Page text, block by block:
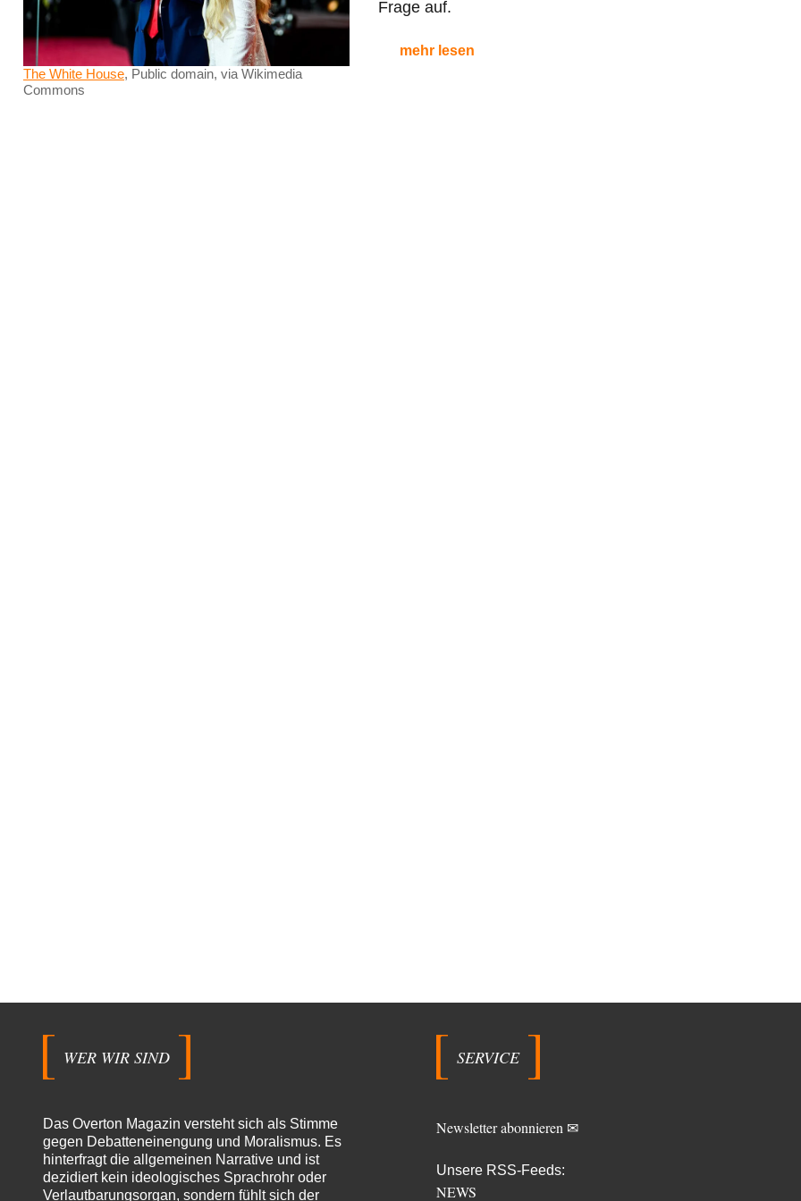
The White House, Public domain, via Wikimedia
Commons
Frage auf.
mehr lesen
WER WIR SIND
Das Overton Magazin versteht sich als Stimme
gegen Debatteneinengung und Moralismus. Es
hinterfragt die allgemeinen Narrative und ist
dezidiert kein ideologisches Sprachrohr oder
Verlautbarungsorgan, sondern fühlt sich der
SERVICE
Newsletter abonnieren ✉
Unsere RSS-Feeds:
NEWS